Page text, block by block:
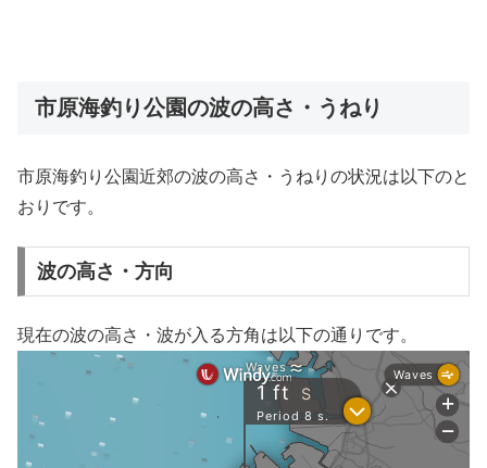
市原海釣り公園の波の高さ・うねり
市原海釣り公園近郊の波の高さ・うねりの状況は以下のと
おりです。
波の高さ・方向
現在の波の高さ・波が入る方角は以下の通りです。